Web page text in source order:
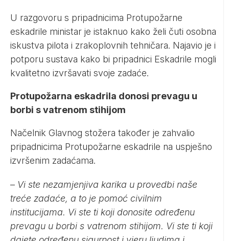
U razgovoru s pripadnicima Protupožarne
eskadrile ministar je istaknuo kako želi čuti osobna
iskustva pilota i zrakoplovnih tehničara. Najavio je i
potporu sustava kako bi pripadnici Eskadrile mogli
kvalitetno izvršavati svoje zadaće.
Protupožarna eskadrila donosi prevagu u
borbi s vatrenom stihijom
Načelnik Glavnog stožera također je zahvalio
pripadnicima Protupožarne eskadrile na uspješno
izvršenim zadaćama.
– Vi ste nezamjenjiva karika u provedbi naše
treće zadaće, a to je pomoć civilnim
institucijama. Vi ste ti koji donosite određenu
prevagu u borbi s vatrenom stihijom. Vi ste ti koji